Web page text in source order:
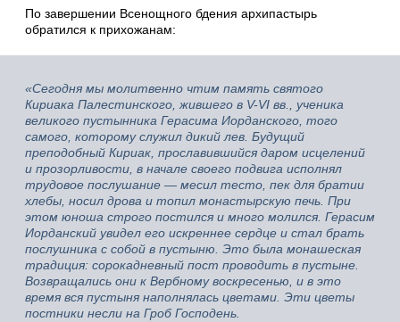
По завершении Всенощного бдения архипастырь
обратился к прихожанам:
«Сегодня мы молитвенно чтим память святого
Кириака Палестинского, жившего в V-VI вв., ученика
великого пустынника Герасима Иорданского, того
самого, которому служил дикий лев. Будущий
преподобный Кириак, прославившийся даром исцелений
и прозорливости, в начале своего подвига исполнял
трудовое послушание — месил тесто, пек для братии
хлебы, носил дрова и топил монастырскую печь. При
этом юноша строго постился и много молился. Герасим
Иорданский увидел его искреннее сердце и стал брать
послушника с собой в пустыню. Это была монашеская
традиция: сорокадневный пост проводить в пустыне.
Возвращались они к Вербному воскресенью, и в это
время вся пустыня наполнялась цветами. Эти цветы
постники несли на Гроб Господень.